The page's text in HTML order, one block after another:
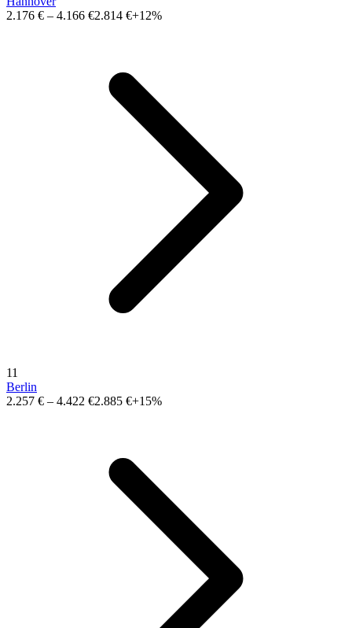
2.176 € – 4.166 €2.814 €+12%
11
Berlin
2.257 € – 4.422 €2.885 €+15%